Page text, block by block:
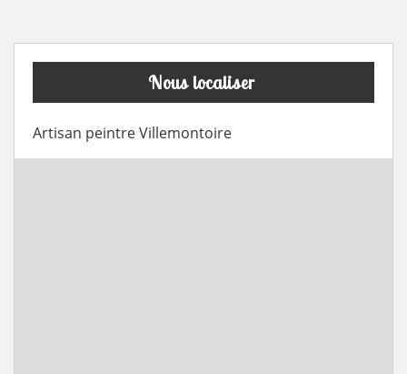
Nous localiser
Artisan peintre Villemontoire